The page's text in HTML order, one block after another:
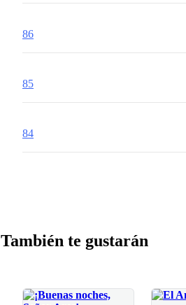
86
85
84
También te gustarán